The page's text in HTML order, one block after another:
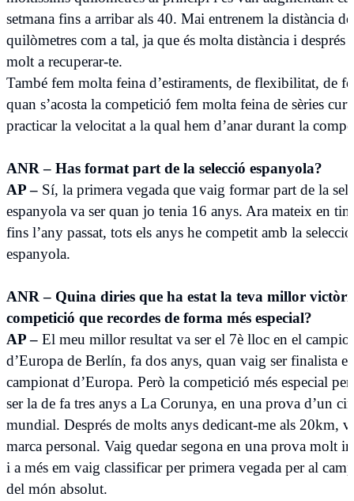
setmana fins a arribar als 40. Mai entrenem la distància
quilòmetres com a tal, ja que és molta distància i després
molt a recuperar-te.
També fem molta feina d’estiraments, de flexibilitat, de
quan s’acosta la competició fem molta feina de sèries
practicar la velocitat a la qual hem d’anar durant la
ANR – Has format part de la selecció espanyola?
AP – Sí, la primera vegada que vaig formar part de la
espanyola va ser quan jo tenia 16 anys. Ara mateix en
fins l’any passat, tots els anys he competit amb la selecció
espanyola.
ANR – Quina diries que ha estat la teva millor
competició que recordes de forma més especial?
AP – El meu millor resultat va ser el 7è lloc en el
d’Europa de Berlín, fa dos anys, quan vaig ser finalista
campionat d’Europa. Però la competició més especial
ser la de fa tres anys a La Corunya, en una prova d’un
mundial. Després de molts anys dedicant-me als 20km,
marca personal. Vaig quedar segona en una prova molt
i a més em vaig classificar per primera vegada per al
del món absolut.